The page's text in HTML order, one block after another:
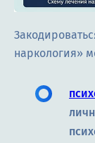
наркология»